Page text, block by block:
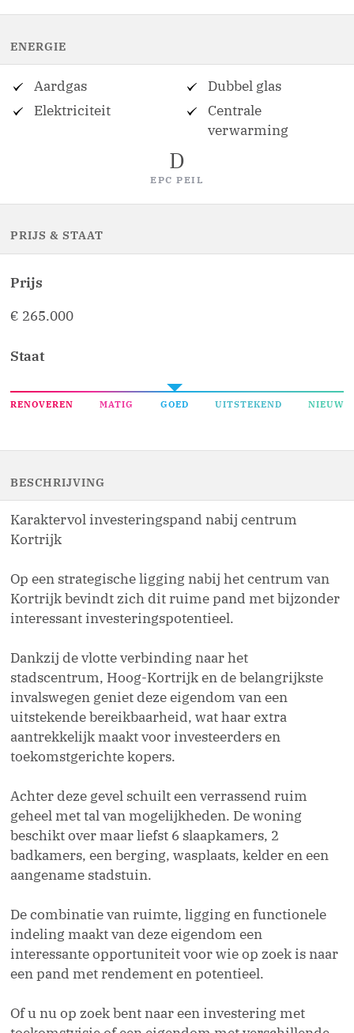
ENERGIE
Aardgas
Elektriciteit
Dubbel glas
Centrale
verwarming
D
EPC PEIL
PRIJS & STAAT
Prijs
€ 265.000
Staat
RENOVEREN MATIG GOED UITSTEKEND NIEUW
BESCHRIJVING
Karaktervol investeringspand nabij centrum
Kortrijk
Op een strategische ligging nabij het centrum van
Kortrijk bevindt zich dit ruime pand met bijzonder
interessant investeringspotentieel.
Dankzij de vlotte verbinding naar het
stadscentrum, Hoog-Kortrijk en de belangrijkste
invalswegen geniet deze eigendom van een
uitstekende bereikbaarheid, wat haar extra
aantrekkelijk maakt voor investeerders en
toekomstgerichte kopers.
Achter deze gevel schuilt een verrassend ruim
geheel met tal van mogelijkheden. De woning
beschikt over maar liefst 6 slaapkamers, 2
badkamers, een berging, wasplaats, kelder en een
aangename stadstuin.
De combinatie van ruimte, ligging en functionele
indeling maakt van deze eigendom een
interessante opportuniteit voor wie op zoek is naar
een pand met rendement en potentieel.
Of u nu op zoek bent naar een investering met